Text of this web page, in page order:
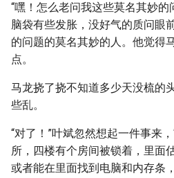
“嘿！怎么老问我这些莫名其妙的
脑袋有些发胀，没好气的质问眼
的问题的莫名其妙的人。他觉得
点。
马龙挠了挠不知道多少天没梳的
些乱。
“对了！”叶斌忽然想起一件事来
所，四楼有个房间被锁着，里面
或者能在里面找到电脑和内存条